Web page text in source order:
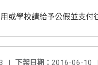
或學校請給予公假並支付
下架日期： 2016-06-10 |
|